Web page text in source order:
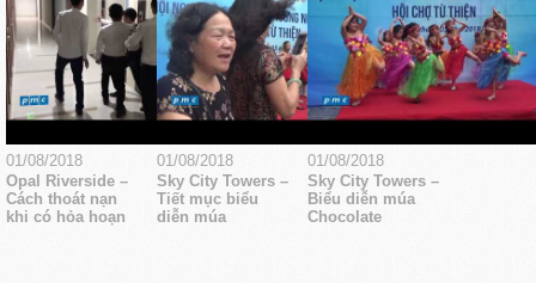
01/08/2018
Opal Riverside –
Cách thoát nạn
khi có hỏa hoạn
01/08/2018
Sky City Towers –
Tiết mục biểu
diễn múa
01/08/2018
Sky City Towers –
Biểu diễn múa
Chocolate